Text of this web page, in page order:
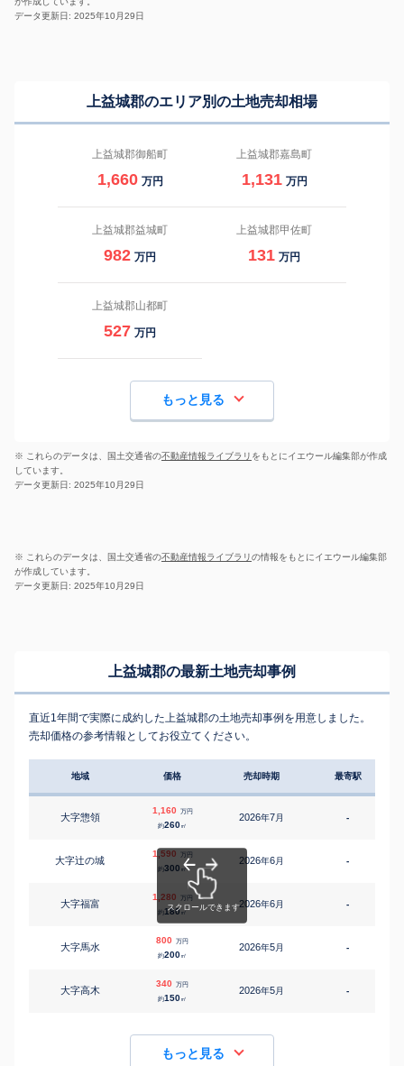
データ更新日: 2025年10月29日
上益城郡のエリア別の土地売却相場
上益城郡御船町
1,660 万円
上益城郡嘉島町
1,131 万円
上益城郡益城町
982 万円
上益城郡甲佐町
131 万円
上益城郡山都町
527 万円
もっと見る
※ これらのデータは、国土交通省の不動産情報ライブラリ をもとにイエウール編集部が作成
しています。
データ更新日: 2025年10月29日
※ これらのデータは、国土交通省の不動産情報ライブラリの情報をもとにイエウール編集部
が作成しています。
データ更新日: 2025年10月29日
上益城郡の最新土地売却事例
直近1年間で実際に成約した上益城郡の土地売却事例を用意しました。
売却価格の参考情報としてお役立てください。
地域 価格 売却時期 最寄駅
大字惣領
1,160 万円
約260㎡
2026年7月 -
大字辻の城
1,590 万円
約300 ㎡
2026年6月 -
大字福富
1,280 万円
約180㎡
2026年6月 -
大字馬水
800 万円
約200㎡
2026年5月 -
大字高木
340 万円
約150㎡
2026年5月 -
もっと見る